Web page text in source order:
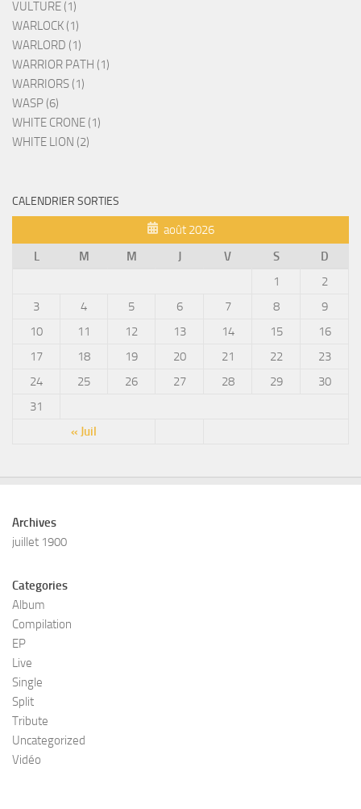
VULTURE (1)
WARLOCK (1)
WARLORD (1)
WARRIOR PATH (1)
WARRIORS (1)
WASP (6)
WHITE CRONE (1)
WHITE LION (2)
CALENDRIER SORTIES
août 2026
L
M M J V S D
« Juil
1
2
3
4 5 6 7 8
9
10
11 12 13 14 15
16
17
18 19 20 21 22
23
24
25 26 27 28 29
30
31
Archives
juillet 1900
Categories
Album
Compilation
EP
Live
Single
Split
Tribute
Uncategorized
Vidéo